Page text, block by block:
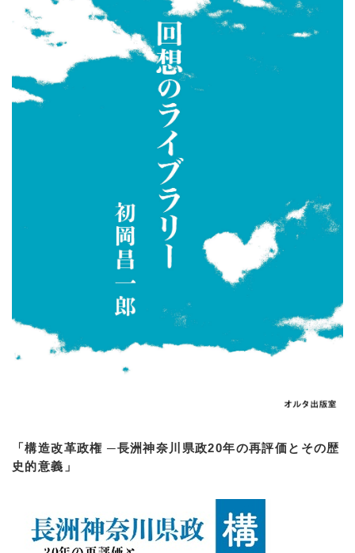
「構造改革政権 ─長洲神奈川県政20年の再評価とその歴
史的意義」